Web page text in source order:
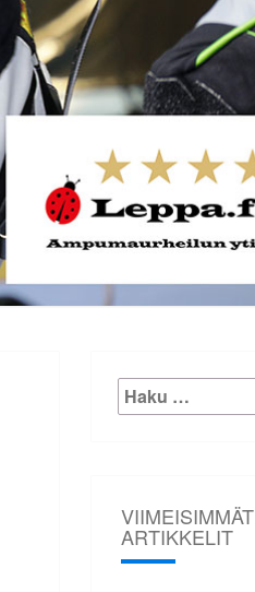
Etsi:
VIIMEISIMMÄT
ARTIKKELIT